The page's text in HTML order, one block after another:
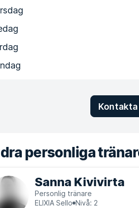
personliga
Sanna Kivivirta
Personlig tränare
ELIXIA Sello Nivå: 2